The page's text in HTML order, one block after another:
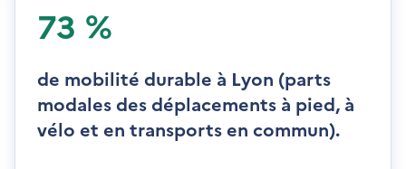
r
a
n
s
73 %
de mobilité durable à Lyon (parts
modales des déplacements à pied, à
vélo et en transports en commun).